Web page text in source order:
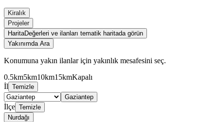
Kiralık
Projeler
HaritaDeğerleri ve ilanları tematik haritada görün
Yakınımda Ara
Konumuna yakın ilanlar için yakınlık mesafesini seç.
0.5km5km10km15kmKapalı
İl Temizle
Gaziantep
İlçe Temizle
Nurdağı